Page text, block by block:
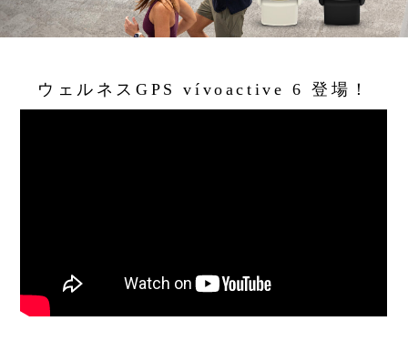
ウェルネスGPS vívoactive 6 登場！